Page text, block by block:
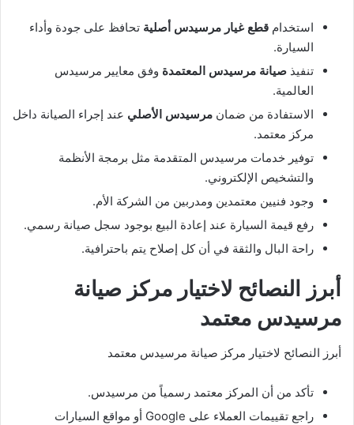
استخدام قطع غيار مرسيدس أصلية تحافظ على جودة وأداء
السيارة.
تنفيذ صيانة مرسيدس المعتمدة وفق معايير مرسيدس
العالمية.
الاستفادة من ضمان مرسيدس الأصلي عند إجراء الصيانة داخل
مركز معتمد.
توفير خدمات مرسيدس المتقدمة مثل برمجة الأنظمة
والتشخيص الإلكتروني.
وجود فنيين معتمدين ومدربين من الشركة الأم.
رفع قيمة السيارة عند إعادة البيع بوجود سجل صيانة رسمي.
راحة البال والثقة في أن كل إصلاح يتم باحترافية.
أبرز النصائح لاختيار مركز صيانة
مرسيدس معتمد
أبرز النصائح لاختيار مركز صيانة مرسيدس معتمد
تأكد من أن المركز معتمد رسمياً من مرسيدس.
راجع تقييمات العملاء على Google أو مواقع السيارات